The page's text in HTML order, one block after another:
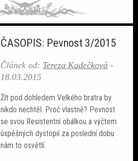
ČASOPIS: Pevnost 3/2015
Článek od: Tereza Kadečková -
18.03.2015
Žít pod dohledem Velkého bratra by
nikdo nechtěl. Proč vlastně? Pevnost
se svou Resistentní obálkou a výčtem
úspěšných dystopií za poslední dobu
nám to osvětlí.